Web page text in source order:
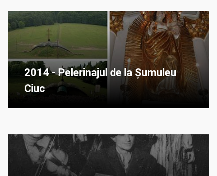
2014 - Pelerinajul de la Șumuleu
Ciuc